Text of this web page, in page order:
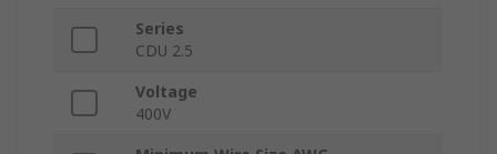
Series
CDU 2.5
Voltage
400V